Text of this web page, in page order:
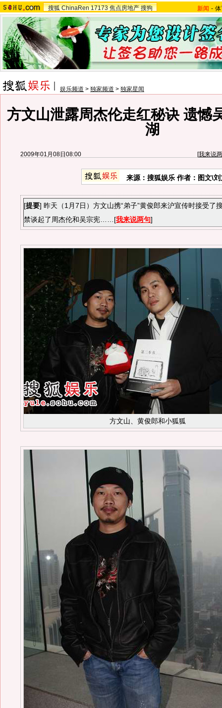
搜狐 ChinaRen 17173 焦点房地产 搜狗 新闻 -
娱乐频道 > 独家频道 > 独家星闻
方文山泄露周杰伦走红秘诀 遗憾
湖
2009年01月08日08:00 [我来说
来源：搜狐娱乐 作者：图文\刘
[提要] 昨天（1月7日）方文山携“弟子”黄俊郎来沪宣传时接受了
禁谈起了周杰伦和吴宗宪……[我来说两句]
方文山、黄俊郎和小狐狐